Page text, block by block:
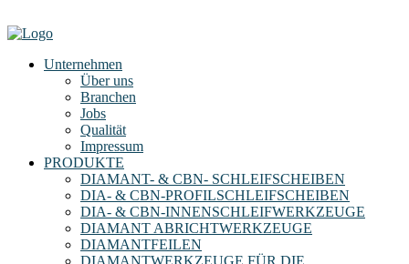
Unternehmen
Über uns
Branchen
Jobs
Qualität
Impressum
PRODUKTE
DIAMANT- & CBN- SCHLEIFSCHEIBEN
DIA- & CBN-PROFILSCHLEIFSCHEIBEN
DIA- & CBN-INNENSCHLEIFWERKZEUGE
DIAMANT ABRICHTWERKZEUGE
DIAMANTFEILEN
DIAMANTWERKZEUGE FÜR DIE